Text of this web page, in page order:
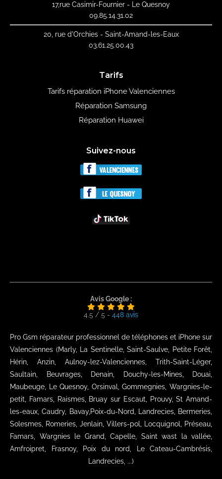
17,rue Casimir-Fournier - Le Quesnoy
09.85.14.31.02
20, rue d'Orchies - Saint-Amand-les-Eaux
03.61.25.00.43
Tarifs
Tarifs réparation iPhone Valenciennes
Réparation Samsung
Réparation Huawei
Suivez-nous
Avis Google :
4.5 / 5 - 448 avis
Pro Gsm réparateur professionnel de téléphones et iPhone sur
Valenciennes (Marly, La Sentinelle, Saint-Saulve, Petite Forêt,
Hérin, Anzin, Aulnoy-lez-Valenciennes, Trith-Saint-Léger,
Saultain, Beuvrages, Denain, Douchy-les-Mines, Douai,
Maubeuge, Le Quesnoy, Orsinval, Gommegnies, Wargnies-le-
petit, Famars, Raismes, Bruay sur Escaut, Prouvy, St Amand-
les-eaux, Caudry, Bavay,Poix-du-Nord, Landrecies, Bermeries,
Solesmes, Romeries, Jenlain, Villers-pol, Locquignol, Préseau,
Famars, Wargnies le Grand, Capelle, Saint wast la vallée,
Amfroipret, Frasnoy, Poix du nord, Le Cateau-Cambrésis,
Landrecies, ...)